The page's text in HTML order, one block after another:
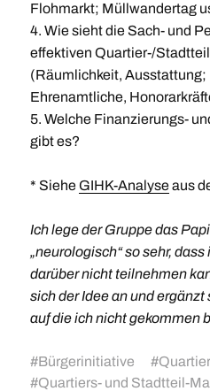
Flohmarkt; Müllwandertag
4. Wie sieht die Sach- und
effektiven Quartier-/
(Räumlichkeit,
Ehrenamtliche,
5. Welche Finanzierungs-
gibt es?
* Siehe GIHK-Analyseaus
Ich lege der Gruppe das
„neurologisch“ so sehr,
darüber nicht teilnehmen
sich der Idee an und
auf die ich nicht gekommen
#Bürgerinitiative #
#Quartiers- und Stadtteil-